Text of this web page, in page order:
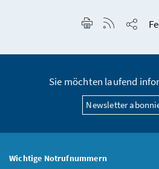
Seite drucken
RSS-Feed
Sie möchten laufend
Newsletter
Wichtige Notrufnummern